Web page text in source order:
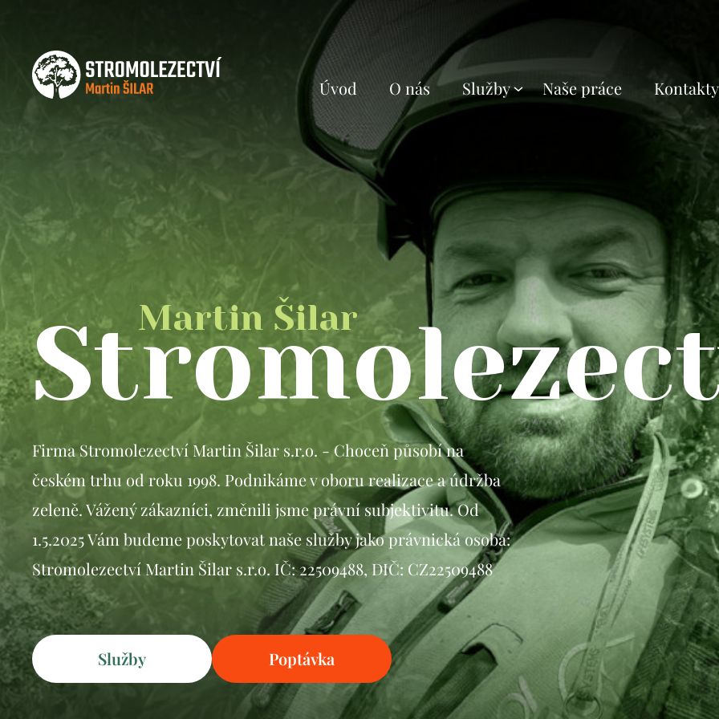
Úvod O nás Služby
Údržba svahů
Štěpkování
Ošetřování stromů
Frézování pařezů
Realizace zahrad
Naše práce Kontakty
Martin Šilar
Firma Stromolezectví Martin Šilar s.r.o. - Choceň působí na
českém trhu od roku 1998. Podnikáme v oboru realizace a údržba
zeleně. Vážený zákazníci, změnili jsme právní subjektivitu. Od
1.5.2025 Vám budeme poskytovat naše služby jako právnická osoba:
Stromolezectví Martin Šilar s.r.o. IČ: 22509488, DIČ: CZ22509488
Služby Poptávka